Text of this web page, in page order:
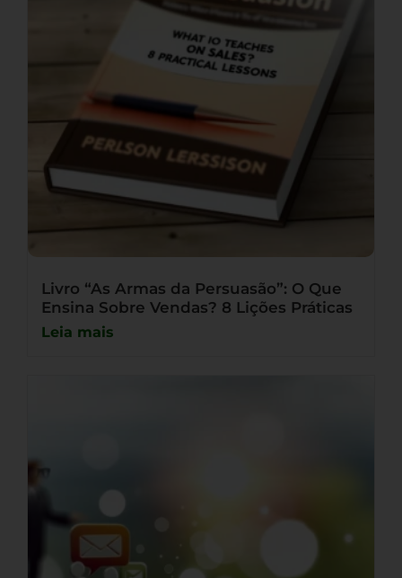
Livro “As Armas da Persuasão”: O Que
Ensina Sobre Vendas? 8 Lições Práticas
Leia mais